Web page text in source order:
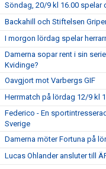
Söndag, 20/9 kl 16.00 spelar
Backahill och Stiftelsen
I morgon lördag spelar
Damerna sopar rent i sin
Kvidinge?
Oavgjort mot Varbergs GIF
Herrmatch på lördag 12/9 kl
Federico - En
Sverige
Damerna möter Fortuna på
Lucas Ohlander ansluter till